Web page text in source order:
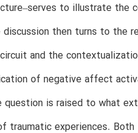
to illustrate
then turns to the
and the
of negative affect
question is raised to what
traumatic experiences.